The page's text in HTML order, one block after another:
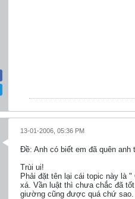
13-01-2006, 05:36 PM
Ðề: Anh có biết em đã quên anh
Trùi ui!
Phải đặt tên lại cái topic này là
xá. Vần luật thì chưa chắc đã
giường cũng được quá chứ sao.